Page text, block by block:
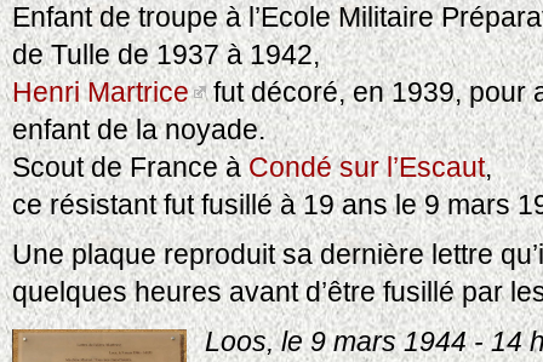
Enfant de troupe à l’Ecole Militaire
de Tulle de 1937 à 1942,
Henri Martrice fut décoré, en 1939, pour
enfant de la noyade.
Scout de France àCondé sur l’Escaut,
ce résistant fut fusillé à 19 ans le 9 mars
Une plaque reproduit sa dernière lettre
quelques heures avant d’être fusillé par
Loos, le 9 mars 1944 - 14